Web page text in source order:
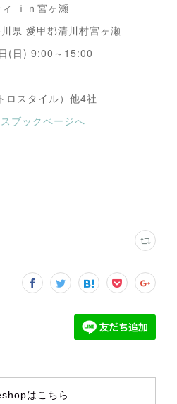
ｉｎ宮ヶ瀬
県 愛甲郡清川村宮ヶ瀬
(日) 9:00～15:00
スタイル）他4社
ブックページへ
はこちら